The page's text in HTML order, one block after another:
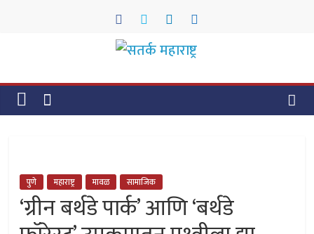
सतर्क
महाराष्ट्र
पुणे महाराष्ट्र मावळ सामाजिक
‘ग्रीन बर्थडे पार्क’ आणि ‘बर्थडे